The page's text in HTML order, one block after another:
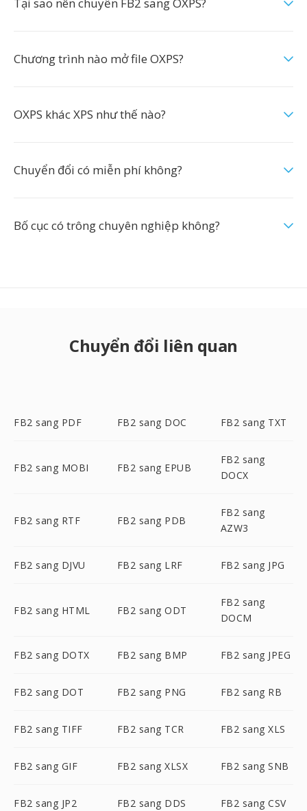
Chương trình nào mở file OXPS?
OXPS khác XPS như thế nào?
Chuyển đổi có miễn phí không?
Bố cục có trông chuyên nghiệp không?
Chuyển đổi liên quan
FB2 sang PDF FB2 sang DOC FB2 sang TXT
FB2 sang MOBI FB2 sang EPUB
FB2 sang
DOCX
FB2 sang RTF FB2 sang PDB
FB2 sang
AZW3
FB2 sang DJVU FB2 sang LRF FB2 sang JPG
FB2 sang HTML FB2 sang ODT
FB2 sang
DOCM
FB2 sang DOTX FB2 sang BMP FB2 sang JPEG
FB2 sang DOT FB2 sang PNG FB2 sang RB
FB2 sang TIFF FB2 sang TCR FB2 sang XLS
FB2 sang GIF FB2 sang XLSX FB2 sang SNB
FB2 sang JP2 FB2 sang DDS FB2 sang CSV